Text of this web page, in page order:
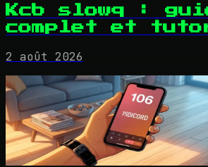
Kcb slowq :
complet et
2 août 2026